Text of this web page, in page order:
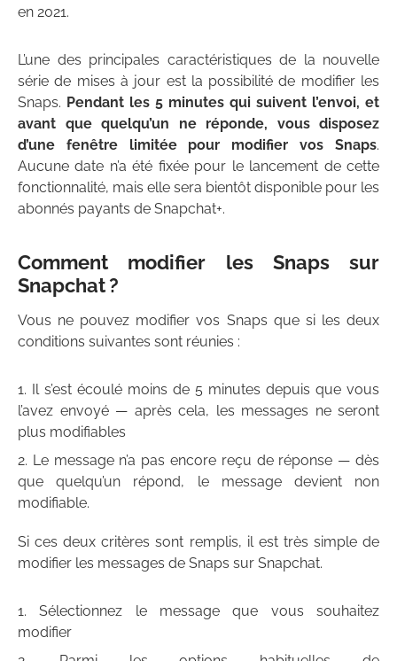
en 2021.
L’une des principales caractéristiques de la nouvelle
série de mises à jour est la possibilité de modifier les
Snaps. Pendant les 5 minutes qui suivent l’envoi, et
avant que quelqu’un ne réponde, vous disposez
d’une fenêtre limitée pour modifier vos Snaps.
Aucune date n’a été fixée pour le lancement de cette
fonctionnalité, mais elle sera bientôt disponible pour les
abonnés payants de Snapchat+.
Comment modifier les Snaps sur
Snapchat ?
Vous ne pouvez modifier vos Snaps que si les deux
conditions suivantes sont réunies :
Il s’est écoulé moins de 5 minutes depuis que vous
l’avez envoyé — après cela, les messages ne seront
plus modifiables
Le message n’a pas encore reçu de réponse — dès
que quelqu’un répond, le message devient non
modifiable.
Si ces deux critères sont remplis, il est très simple de
modifier les messages de Snaps sur Snapchat.
Sélectionnez le message que vous souhaitez
modifier